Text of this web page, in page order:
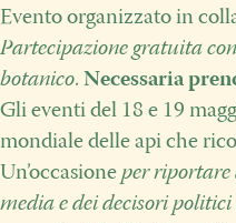
Evento organizzato in
Partecipazione gratuita
botanico. Necessaria
Gli eventi del 18 e 19
mondiale delle api che
Un’occasione per riportare
media e dei decisori